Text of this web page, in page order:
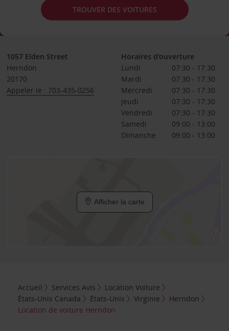
TROUVER DES VOITURES
1057 Elden Street
Herndon
20170
Appeler le : 703-435-0256
Horaires d'ouverture
Lundi
07:30 - 17:30
Mardi
07:30 - 17:30
Mercredi
07:30 - 17:30
Jeudi
07:30 - 17:30
Vendredi
07:30 - 17:30
Samedi
09:00 - 13:00
Dimanche
09:00 - 13:00
Afficher la carte
Accueil Services Avis
Location Voiture
États-Unis Canada
États-Unis Virginie
Herndon
Location de voiture Herndon